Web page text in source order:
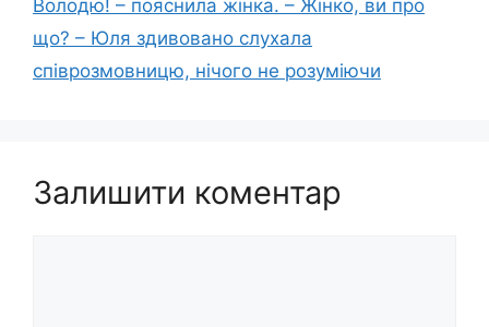
Володю! – пояснила жінка. – Жінко, ви про
що? – Юля здивовано слухала
співрозмовницю, нічого не розуміючи
Залишити коментар